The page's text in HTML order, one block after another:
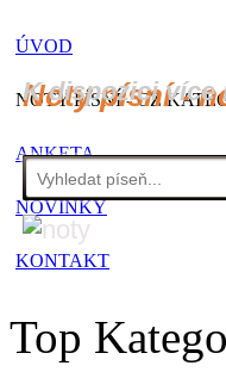
ÚVOD
NOTY PÍSNÍ - CZ
ANKETA
NOVINKY
KONTAKT
Noty písní -
K dispozici více
Top